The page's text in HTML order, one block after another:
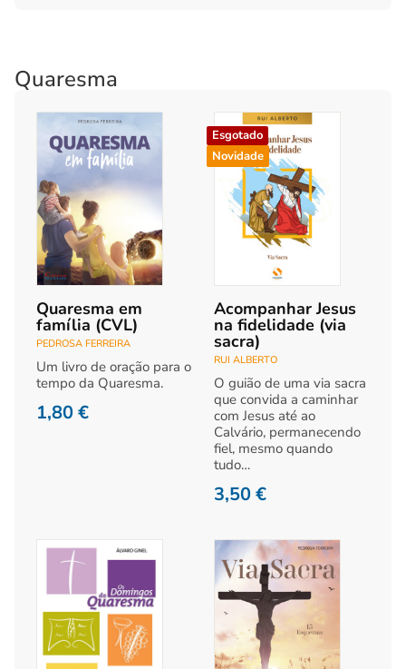
Quaresma
Quaresma em
família (CVL)
PEDROSA FERREIRA
Um livro de oração para o
tempo da Quaresma.
1,80€
Esgotado
Novidade
Acompanhar Jesus
na fidelidade (via
sacra)
RUI ALBERTO
O guião de uma via sacra
que convida a caminhar
com Jesus até ao
Calvário, permanecendo
fiel, mesmo quando
tudo…
3,50€